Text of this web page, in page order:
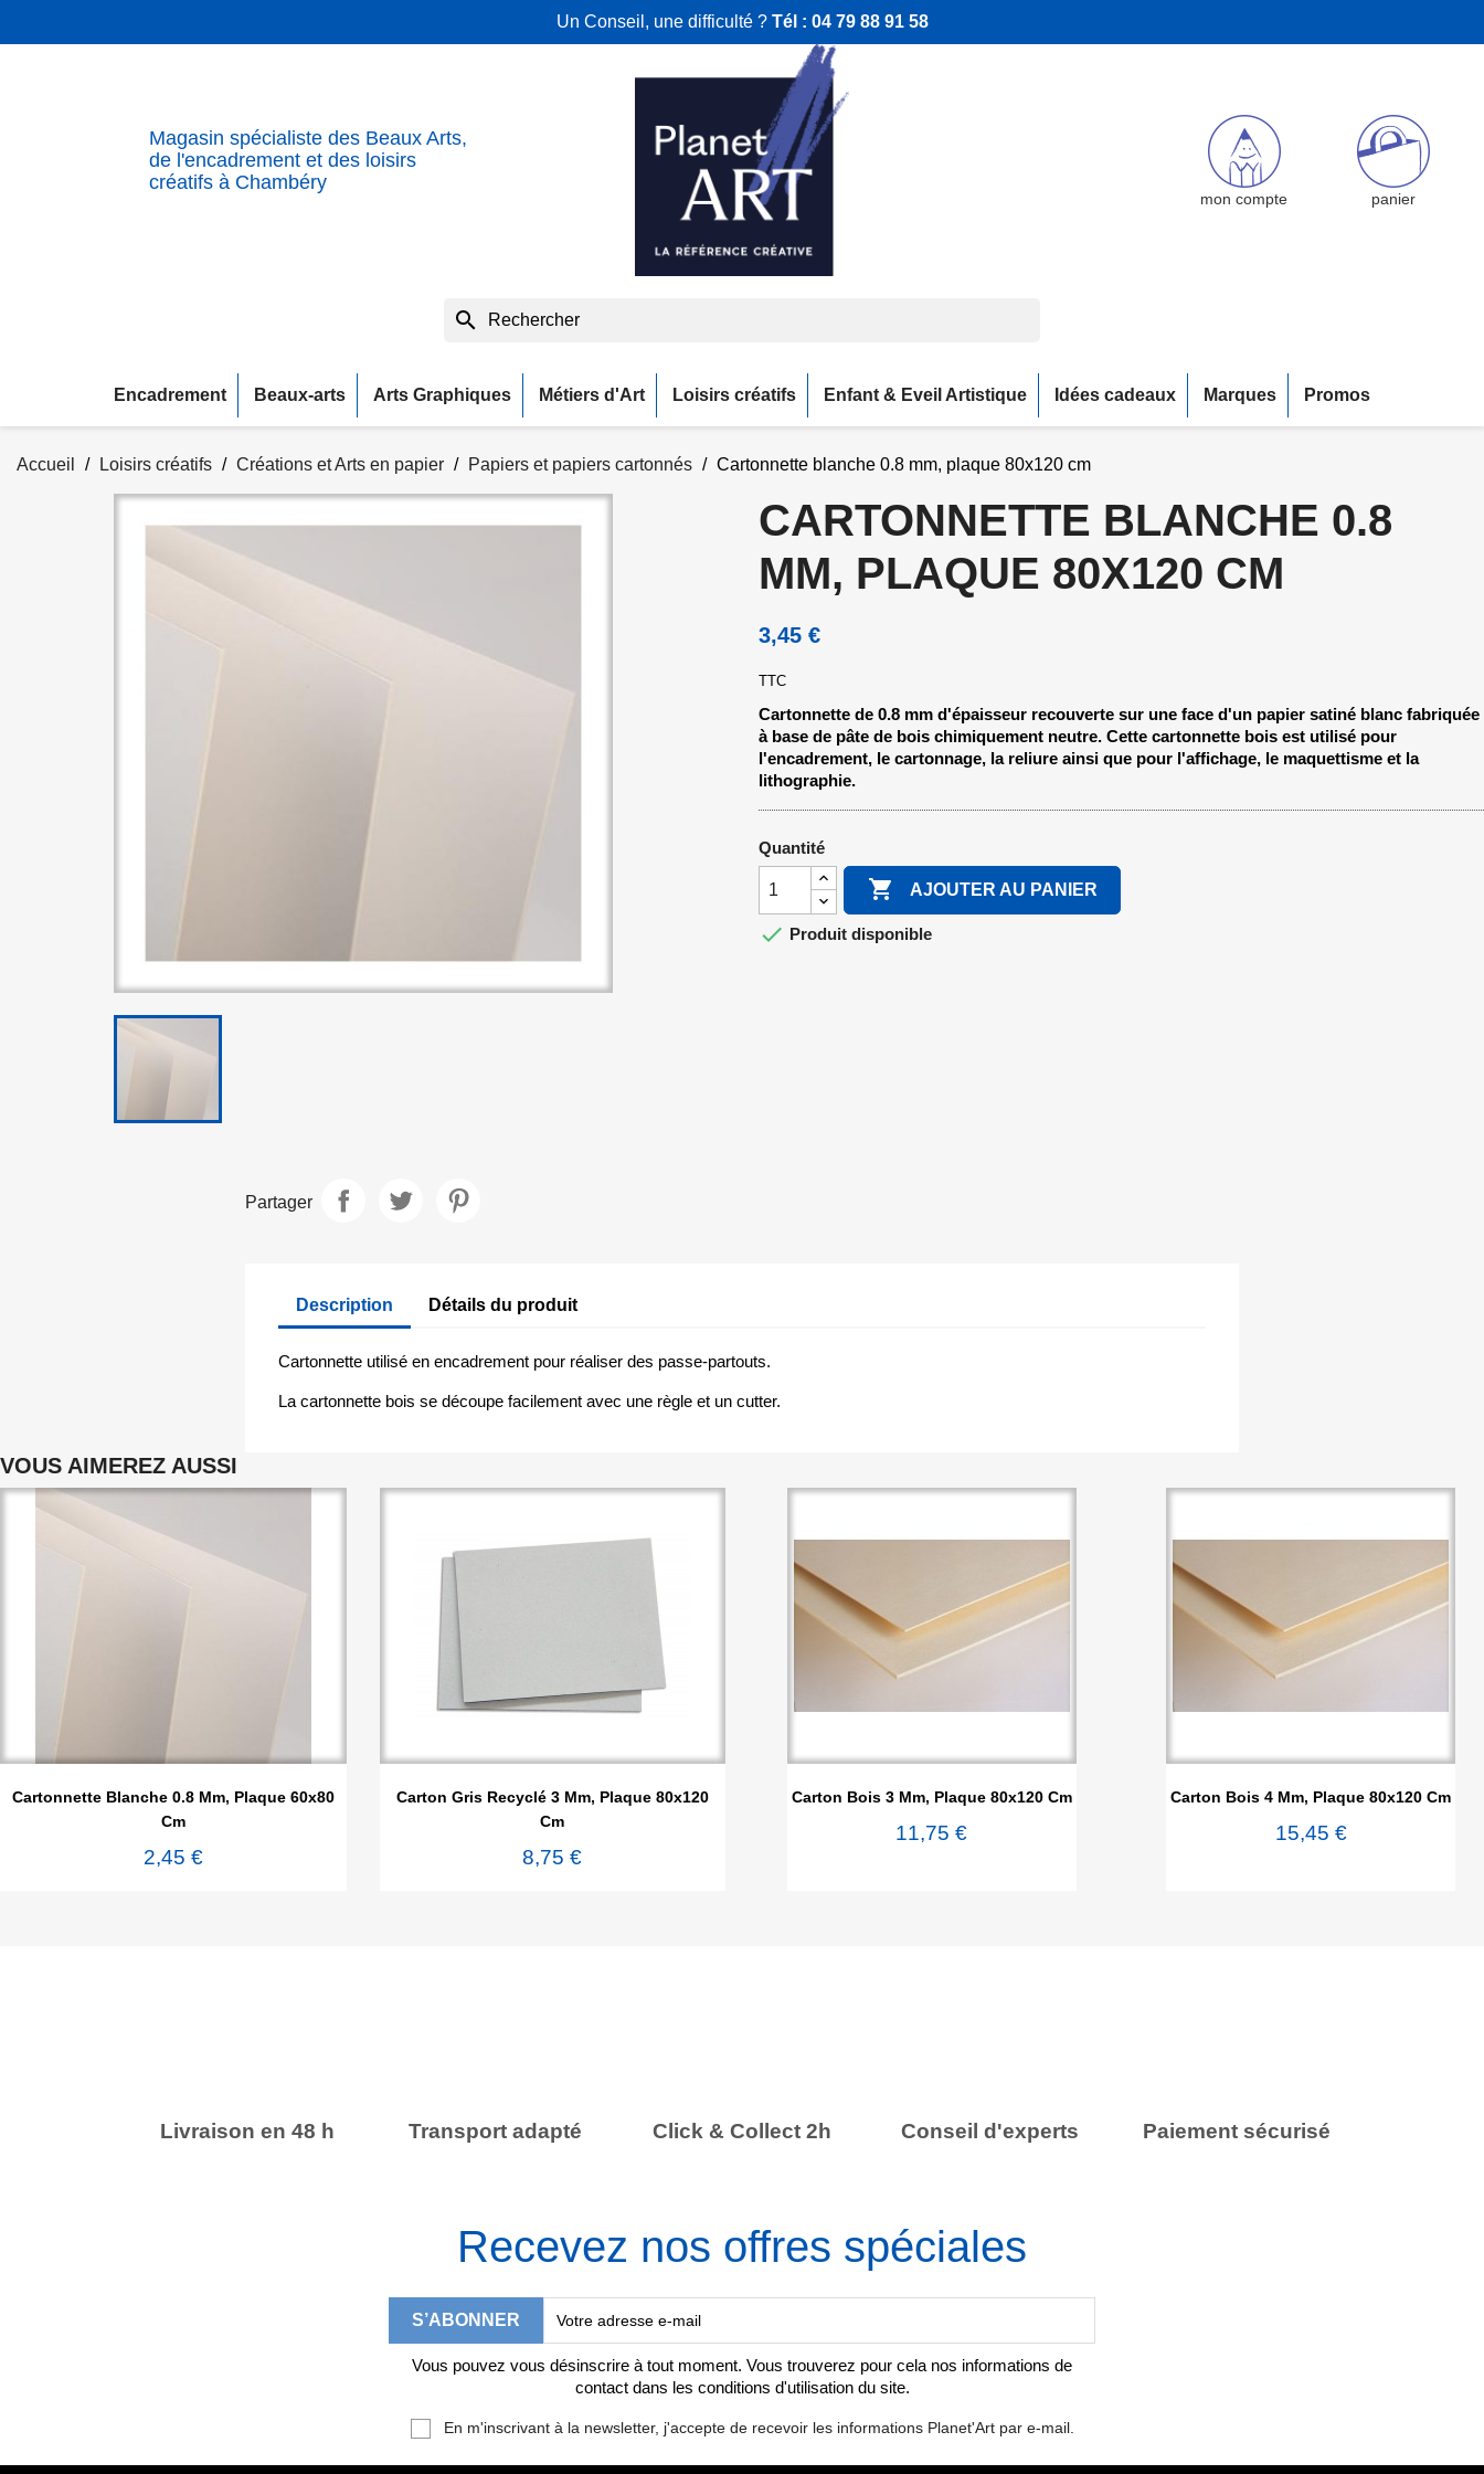
Un Conseil, une difficulté ? Tél : 04 79 88 91 58
Magasin spécialiste des Beaux Arts,
de l'encadrement et des loisirs
créatifs à Chambéry
mon compte panier
search
Encadrement Beaux-arts Arts Graphiques Métiers d'Art Loisirs créatifs Enfant & Eveil Artistique Idées cadeaux Marques Promos
Accueil Loisirs créatifs Créations et Arts en papier Papiers et papiers cartonnés Cartonnette blanche 0.8 mm, plaque 80x120 cm
CARTONNETTE BLANCHE 0.8
MM, PLAQUE 80X120 CM
3,45 €
TTC
Cartonnette de 0.8 mm d'épaisseur recouverte sur une face d'un papier satiné blanc fabriquée
à base de pâte de bois chimiquement neutre. Cette cartonnette bois est utilisé pour
l'encadrement, le cartonnage, la reliure ainsi que pour l'affichage, le maquettisme et la
lithographie.
Quantité
 AJOUTER AU PANIER
 Produit disponible
Partager
Description Détails du produit
Cartonnette utilisé en encadrement pour réaliser des passe-partouts.
La cartonnette bois se découpe facilement avec une règle et un cutter.
VOUS AIMEREZ AUSSI

Cartonnette Blanche 0.8 Mm, Plaque 60x80
Cm
2,45 €
 Aperçu rapide
Carton Gris Recyclé 3 Mm, Plaque 80x120
Cm
8,75 €

Carton Bois 3 Mm, Plaque 80x120 Cm
11,75 €

Carton Bois 4 Mm, Plaque 80x120 Cm
15,45 €
Livraison en 48 h Transport adapté Click & Collect 2h Conseil d'experts Paiement sécurisé
Recevez nos offres spéciales
Vous pouvez vous désinscrire à tout moment. Vous trouverez pour cela nos informations de
contact dans les conditions d'utilisation du site.
En m'inscrivant à la newsletter, j'accepte de recevoir les informations Planet'Art par e-mail.